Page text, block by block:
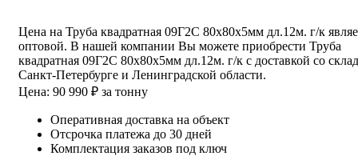
Цена на Труба квадратная 09Г2С 80х80х5мм дл.12м. г/к
оптовой. В нашей компании Вы можете приобрести Труба
квадратная 09Г2С 80х80х5мм дл.12м. г/к с доставкой со
Санкт-Петербурге и Ленинградской области.
Цена: 90 990 ₽ за тонну
Оперативная доставка на объект
Отсрочка платежа до 30 дней
Комплектация заказов под ключ